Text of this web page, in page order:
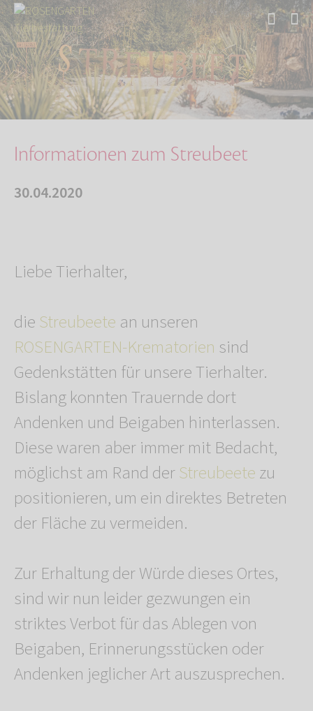
Start Über uns Aktuelles Informationen zum Streubeet
Informationen zum Streubeet
30.04.2020
Liebe Tierhalter,
dieStreubeete an unseren
ROSENGARTEN-Krematorien sind
Gedenkstätten für unsere Tierhalter.
Bislang konnten Trauernde dort
Andenken und Beigaben hinterlassen.
Diese waren aber immer mit Bedacht,
möglichst am Rand derStreubeetezu
positionieren, um ein direktes Betreten
der Fläche zu vermeiden.
Zur Erhaltung der Würde dieses Ortes,
sind wir nun leider gezwungen ein
striktes Verbot für das Ablegen von
Beigaben, Erinnerungsstücken oder
Andenken jeglicher Art auszusprechen.